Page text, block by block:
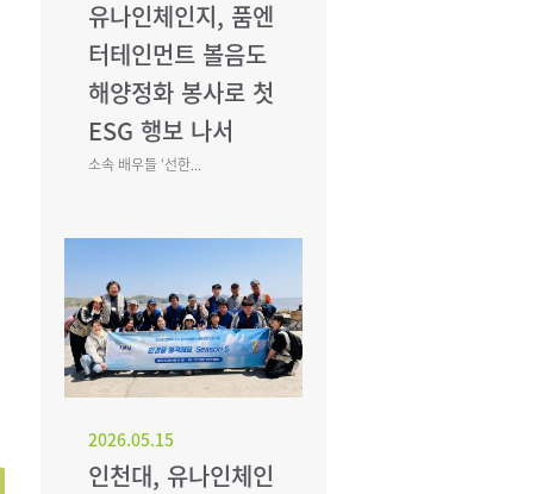
유나인체인지, 품엔
터테인먼트 볼음도
해양정화 봉사로 첫
ESG 행보 나서
소속 배우들 ‘선한...
2026.05.15
인천대, 유나인체인